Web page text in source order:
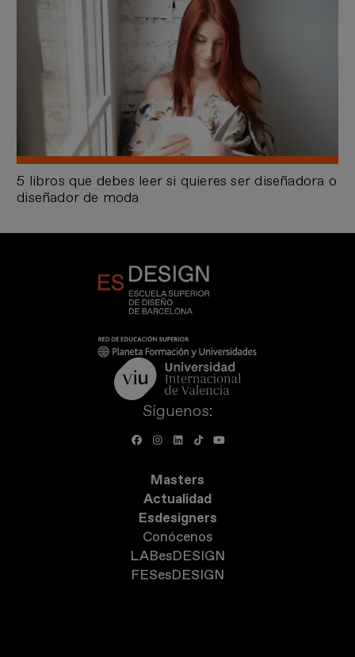
5 libros que debes leer si quieres ser diseñadora o
diseñador de moda
Síguenos:
Masters
Actualidad
Esdesigners
Conócenos
LABesDESIGN
FESesDESIGN